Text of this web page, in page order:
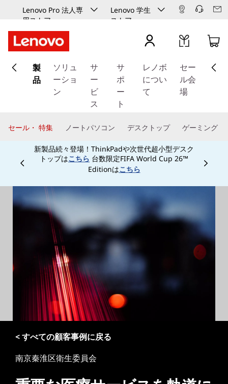
Lenovo Pro 法人専
用ストア
Lenovo 学生
ストア
イ
ン
ッ
プ
す
製
品
ソリュ
ーショ
ン
サ
ー
ビ
ス
サ
ポ
ー
ト
レノボ
につい
て
セー
ル会
場
セール・ 特集 ノートパソコン デスクトップ ゲーミング
新製品続々登場！ThinkPadや次世代超小型デスク
トップはこちら 台数限定FIFA World Cup 26™
Editionはこちら
Currently displaying item 3 of
< すべての顧客事例に戻る
南京秦淮区衛生委員会